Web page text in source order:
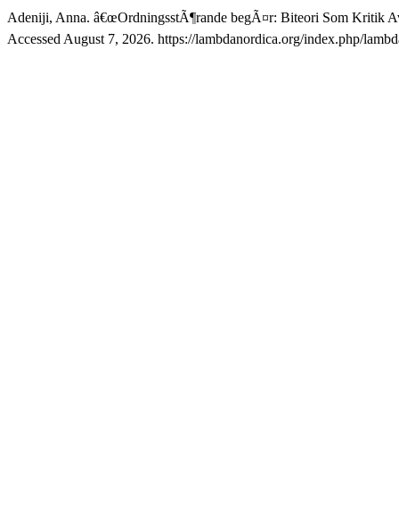
Adeniji, Anna. â€œOrdningsstÃ¶rande begÃ¤r: Biteori Som Kritik
Accessed August 7, 2026. https://lambdanordica.org/index.php/